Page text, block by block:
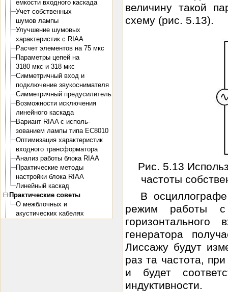
емкости входного каскада
Учет собственных
шумов лампы
Улучшение шумовых
характеристик с RIAA
Расчет элементов на 75 мкс
Параметры цепей на
3180 мкс и 318 мкс
Симметричный вход и
подключение звукоснимателя
Симметричный предусилитель
Возможности исключения
линейного каскада
Вариант RIAA с исполь-
зованием лампы типа ЕС8010
Оптимизация характеристик
входного трансформатора
Анализ работы блока RIAA
Практические методы
настройки блока RIAA
Линейный каскад
Практические советы
О межблочных и
акустических кабелях
величину такой
схему (рис. 5.13).
Рис. 5.13
частоты
В
режим работы с
генератора
Лиссажу будут
раз та частота,
и будет
индуктивности.